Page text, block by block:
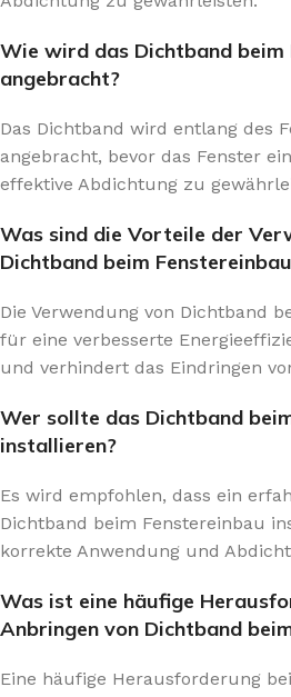
Wie wird das Dichtband beim
angebracht?
Das Dichtband wird entlang des
angebracht, bevor das Fenster
effektive Abdichtung zu
Was sind die Vorteile der
Dichtband beim
Die Verwendung von Dichtband
für eine verbesserte
und verhindert das Eindringen
Wer sollte das Dichtband
installieren?
Es wird empfohlen, dass ein
Dichtband beim Fenstereinbau
korrekte Anwendung und
Was ist eine häufige
Anbringen von Dichtband
Eine häufige Herausforderung